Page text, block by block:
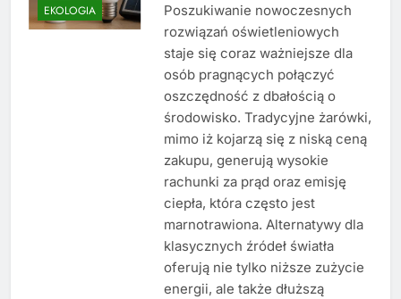
EKOLOGIA
Poszukiwanie nowoczesnych
rozwiązań oświetleniowych
staje się coraz ważniejsze dla
osób pragnących połączyć
oszczędność z dbałością o
środowisko. Tradycyjne żarówki,
mimo iż kojarzą się z niską ceną
zakupu, generują wysokie
rachunki za prąd oraz emisję
ciepła, która często jest
marnotrawiona. Alternatywy dla
klasycznych źródeł światła
oferują nie tylko niższe zużycie
energii, ale także dłuższą